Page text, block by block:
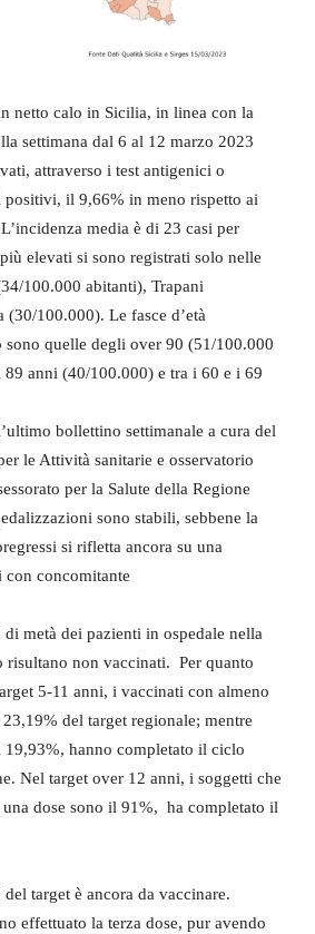
netto calo in Sicilia, in linea con la
settimana dal 6 al 12 marzo 2023
attraverso i test antigenici o
il 9,66% in meno rispetto ai
media è di 23 casi per
elevati si sono registrati solo nelle
100.000 abitanti), Trapani
(30/100.000). Le fasce d’età
sono quelle degli over 90 (51/100.000
anni (40/100.000) e tra i 60 e i 69
bollettino settimanale a cura del
le Attività sanitarie e osservatorio
per la Salute della Regione
sono stabili, sebbene la
si rifletta ancora su una
concomitante
metà dei pazienti in ospedale nella
risultano non vaccinati. Per quanto
5-11 anni, i vaccinati con almeno
del target regionale; mentre
hanno completato il ciclo
Nel target over 12 anni, i soggetti che
dose sono il 91%, ha completato il
target è ancora da vaccinare.
effettuato la terza dose, pur avendo